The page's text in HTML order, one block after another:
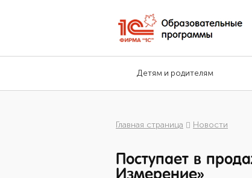
Детям и родителям
Главная страница Новости
Поступает в
Измерение»